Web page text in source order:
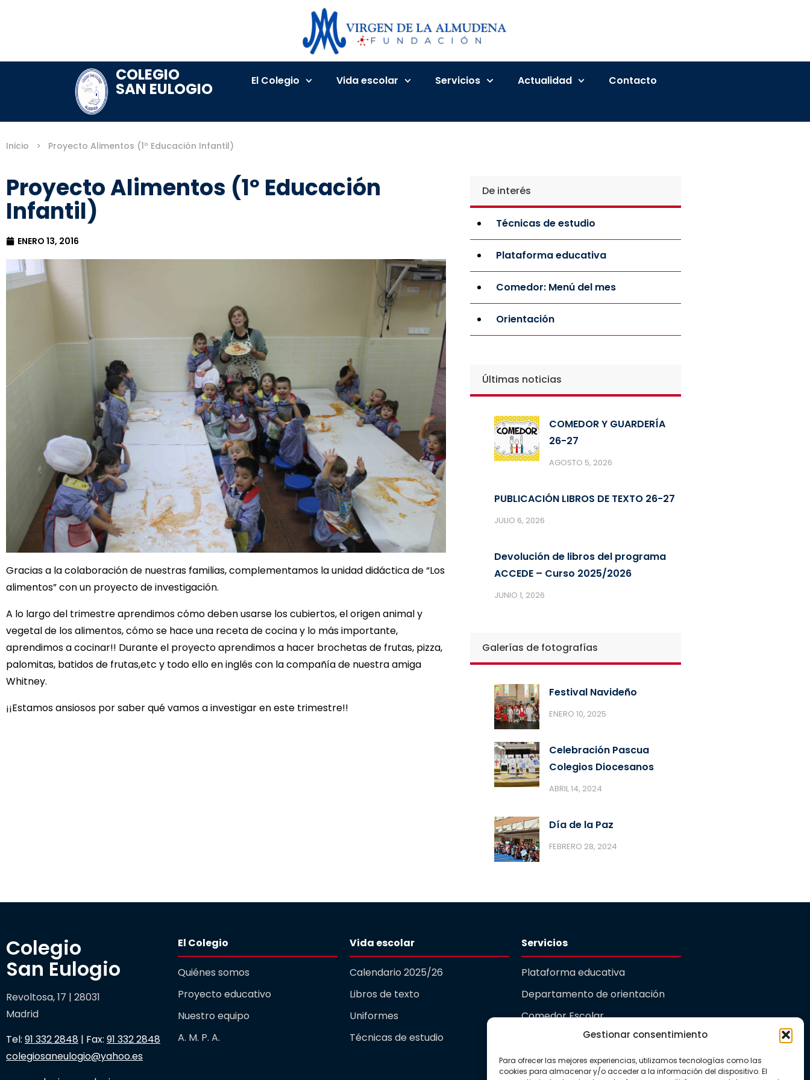
Gestionar consentimiento
Para ofrecer las mejores experiencias, utilizamos tecnologías como las
cookies para almacenar y/o acceder a la información del dispositivo. El
COLEGIO
SAN EULOGIO El Colegio Vida escolar Servicios Actualidad Contacto
Inicio > Proyecto Alimentos (1º Educación Infantil)
Proyecto Alimentos (1º Educación
Infantil)
ENERO 13, 2016
Gracias a la colaboración de nuestras familias, complementamos la unidad didáctica de “Los
alimentos” con un proyecto de investigación.
A lo largo del trimestre aprendimos cómo deben usarse los cubiertos, el origen animal y
vegetal de los alimentos, cómo se hace una receta de cocina y lo más importante,
aprendimos a cocinar!! Durante el proyecto aprendimos a hacer brochetas de frutas, pizza,
palomitas, batidos de frutas,etc y todo ello en inglés con la compañía de nuestra amiga
Whitney.
¡¡Estamos ansiosos por saber qué vamos a investigar en este trimestre!!
De interés
Técnicas de estudio
Plataforma educativa
Comedor: Menú del mes
Orientación
Últimas noticias
COMEDOR Y GUARDERÍA
26-27
AGOSTO 5, 2026
PUBLICACIÓN LIBROS DE TEXTO 26-27
JULIO 6, 2026
Devolución de libros del programa
ACCEDE – Curso 2025/2026
JUNIO 1, 2026
Galerías de fotografías
Festival Navideño
ENERO 10, 2025
Celebración Pascua
Colegios Diocesanos
ABRIL 14, 2024
Día de la Paz
FEBRERO 28, 2024
Colegio
San Eulogio
Revoltosa, 17 | 28031
Madrid
Tel: 91 332 2848 | Fax: 91 332 2848
colegiosaneulogio@yahoo.es
El Colegio
Quiénes somos
Proyecto educativo
Nuestro equipo
A. M. P. A.
Vida escolar
Calendario 2025/26
Libros de texto
Uniformes
Técnicas de estudio
Servicios
Plataforma educativa
Departamento de orientación
Comedor Escolar
Actualidad